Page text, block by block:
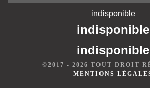
indisponible
indisponible
indisponible
©2017 - 2026 TOUT DROIT
MENTIONS